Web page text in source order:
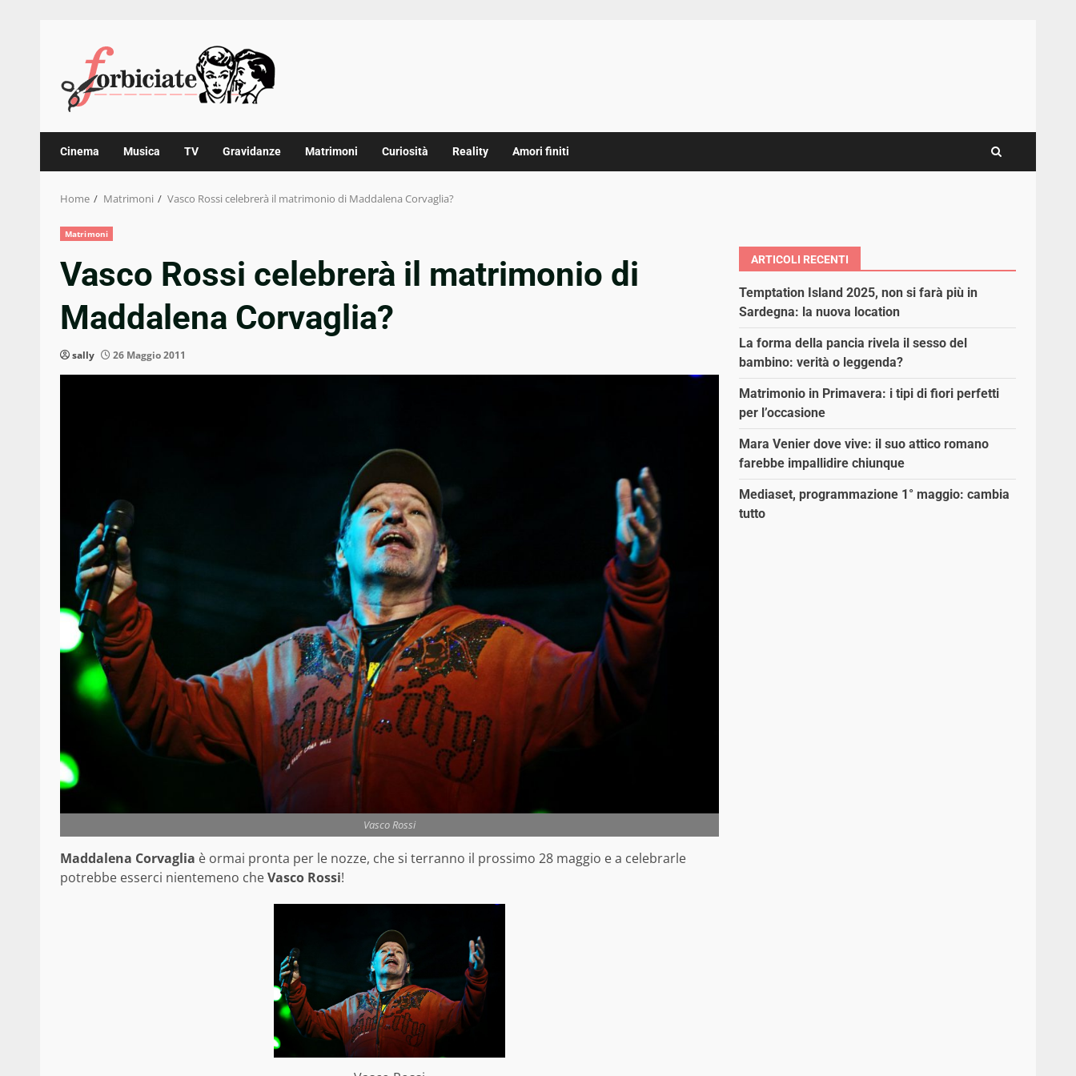
content
Cinema Musica TV Gravidanze Matrimoni Curiosità Reality Amori finiti
Home Matrimoni Vasco Rossi celebrerà il matrimonio di Maddalena Corvaglia?
Matrimoni
Vasco Rossi celebrerà il matrimonio di
Maddalena Corvaglia?
sally 26 Maggio 2011
Vasco Rossi
Maddalena Corvaglia è ormai pronta per le nozze, che si terranno il prossimo 28 maggio e a celebrarle
potrebbe esserci nientemeno cheVasco Rossi!
ARTICOLI RECENTI
Temptation Island 2025, non si farà più in
Sardegna: la nuova location
La forma della pancia rivela il sesso del
bambino: verità o leggenda?
Matrimonio in Primavera: i tipi di fiori perfetti
per l’occasione
Mara Venier dove vive: il suo attico romano
farebbe impallidire chiunque
Mediaset, programmazione 1° maggio: cambia
tutto